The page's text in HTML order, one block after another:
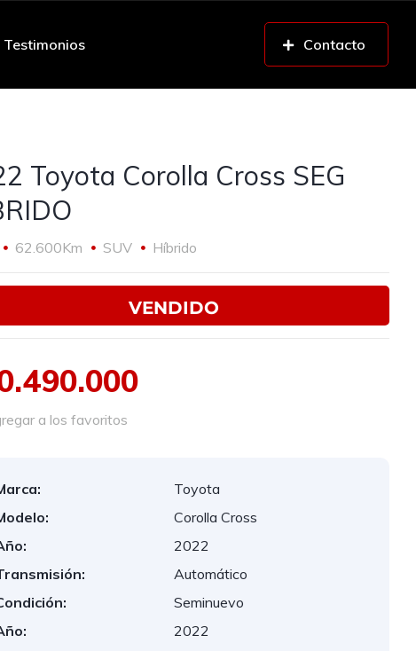
Testimonios Contacto
Toyota Corolla Cross SEG
62.600Km SUV Híbrido
VENDIDO
a los favoritos
Toyota
Corolla Cross
2022
Automático
Seminuevo
2022